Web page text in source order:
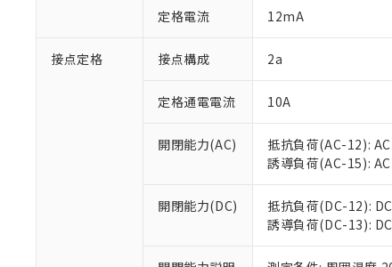
定格電流 12mA
接点定格 接点構成 2a
定格通電電流 10A
開閉能力(AC)
抵抗負荷(AC-12):
誘導負荷(AC-15):
開閉能力(DC)
抵抗負荷(DC-12):
誘導負荷(DC-13):
い。
正式な納期
当社販売員
オムロン制
在庫状況お
す。
マイパーツ
但し、RoHS指令で産
※2 対応予定月
部品在庫の切り
「○」：最大均
「×」：最大均質
*中国RoHS10物質の
Pb(鉛) :1000ppm、
Cr(Ⅵ)(六価クロム) :
DBP(フタル酸ジブチ
DEHP(フタル酸ビス
※2 環境保護使
「ｅ」：有害物
「10」：通常の
味します。
当社は、こ
当社は貴社
置等に一切
当社は、貴
また当社は
たしません
号
○ 一定数
△ 一定数
－
在庫な
機器販